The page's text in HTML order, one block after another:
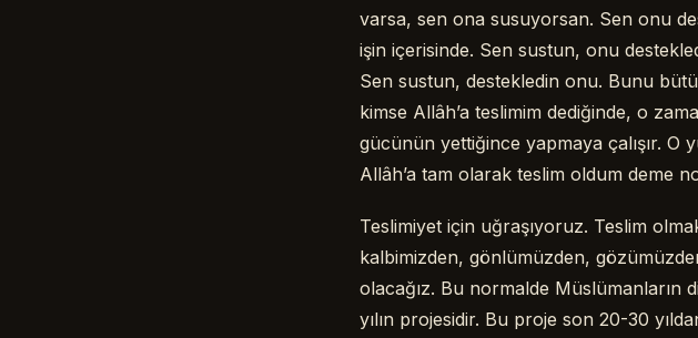
varsa, sen ona susuyorsan. Sen onu
işin içerisinde. Sen sustun, onu
Sen sustun, destekledin onu. Bunu
kimse Allâh’a teslimim dediğinde, o
gücünün yettiğince yapmaya çalışır. O
Allâh’a tam olarak teslim oldum deme
Teslimiyet için uğraşıyoruz. Teslim
kalbimizden, gönlümüzden,
olacağız. Bu normalde Müslümanların
yılın projesidir. Bu proje son 20-30